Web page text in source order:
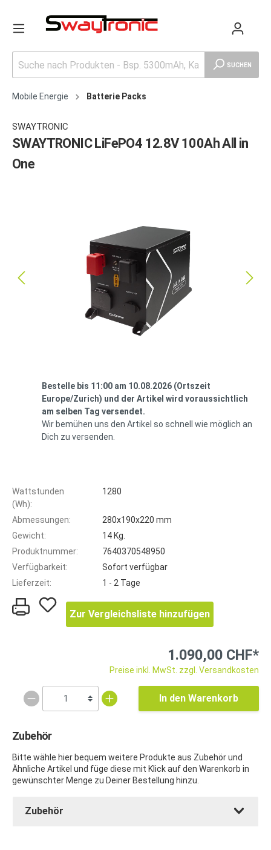
SUCHEN
Mobile Energie Batterie Packs
SWAYTRONIC
SWAYTRONIC LiFePO4 12.8V 100Ah All in
One
Bestelle bis 11:00 am 10.08.2026 (Ortszeit
Europe/Zurich) und der Artikel wird voraussichtlich
am selben Tag versendet.
Wir bemühen uns den Artikel so schnell wie möglich an
Dich zu versenden.
Wattstunden
(Wh):
1280
Abmessungen:
280x190x220 mm
Gewicht:
14 Kg.
Produktnummer:
7640370548950
Verfügbarkeit:
Sofort verfügbar
Lieferzeit:
1 - 2 Tage
Zur Vergleichsliste hinzufügen
1.090,00 CHF*
Preise inkl. MwSt. zzgl. Versandkosten
In den Warenkorb
Zubehör
Bitte wähle hier bequem weitere Produkte aus Zubehör und
Ähnliche Artikel und füge diese mit Klick auf den Warenkorb in
gewünschter Menge zu Deiner Bestellung hinzu.
Zubehör